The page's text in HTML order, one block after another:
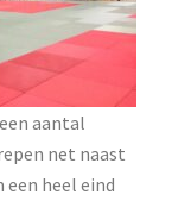
aantal
net naast
heel eind